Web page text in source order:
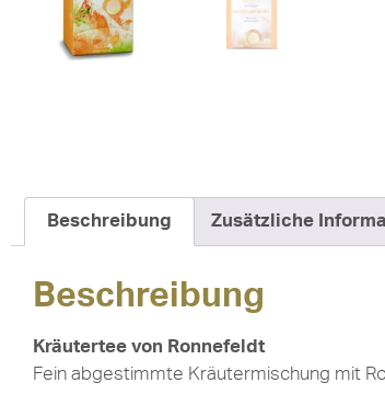
Beschreibung Zusätzliche
Beschreibung
Kräutertee von Ronnefeldt
Fein abgestimmte Kräutermischung mit